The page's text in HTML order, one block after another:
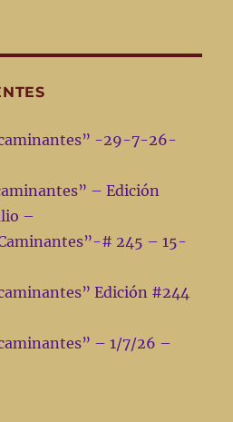
caminantes” -29-7-26-
– Edición
–
# 245 – 15-
Edición #244
– 1/7/26 –